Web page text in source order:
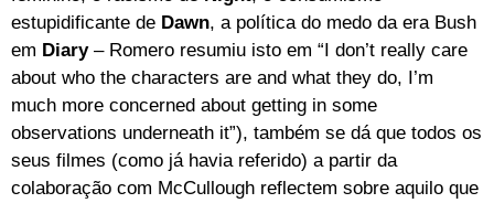
estupidificante de Dawn, a política do medo da era Bush
em Diary – Romero resumiu isto em “I don’t really care
about who the characters are and what they do, I’m
much more concerned about getting in some
observations underneath it”), também se dá que todos os
seus filmes (como já havia referido) a partir da
colaboração com McCullough reflectem sobre aquilo que